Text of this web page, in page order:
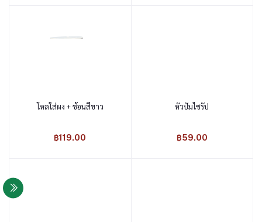
หยิบใส่ตะกร้า
โหลใส่ผง + ช้อนสีขาว
฿119.00
หยิบใส่ตะกร้า
หัวปั๊มไซรัป
฿59.00